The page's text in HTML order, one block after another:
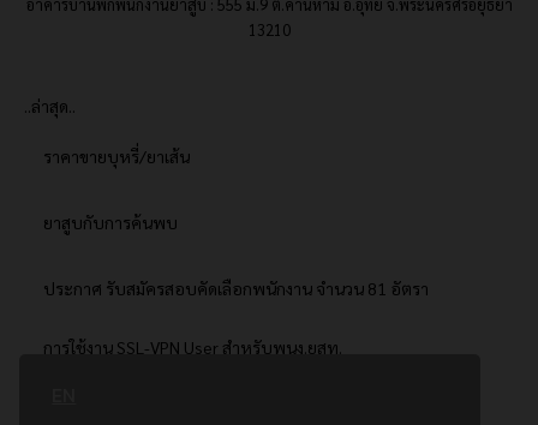
อาคารบ้านพักพนักงานยาสูบ : 555 ม.9 ต.คานหาม อ.อุทัย จ.พระนครศรีอยุธยา
13210
..ล่าสุด..
ราคาขายบุหรี่/ยาเส้น
ยาสูบกับการค้นพบ
ประกาศ รับสมัครสอบคัดเลือกพนักงาน จำนวน 81 อัตรา
การใช้งาน SSL-VPN User สำหรับพนง.ยสท.